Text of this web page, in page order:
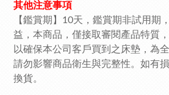
其他注意事項
【鑑賞期】10天，鑑賞期非試用期
益，本商品，僅接取審閱產品特質
以確保本公司客戶買到之床墊，為
請勿影響商品衛生與完整性。如有
換貨。